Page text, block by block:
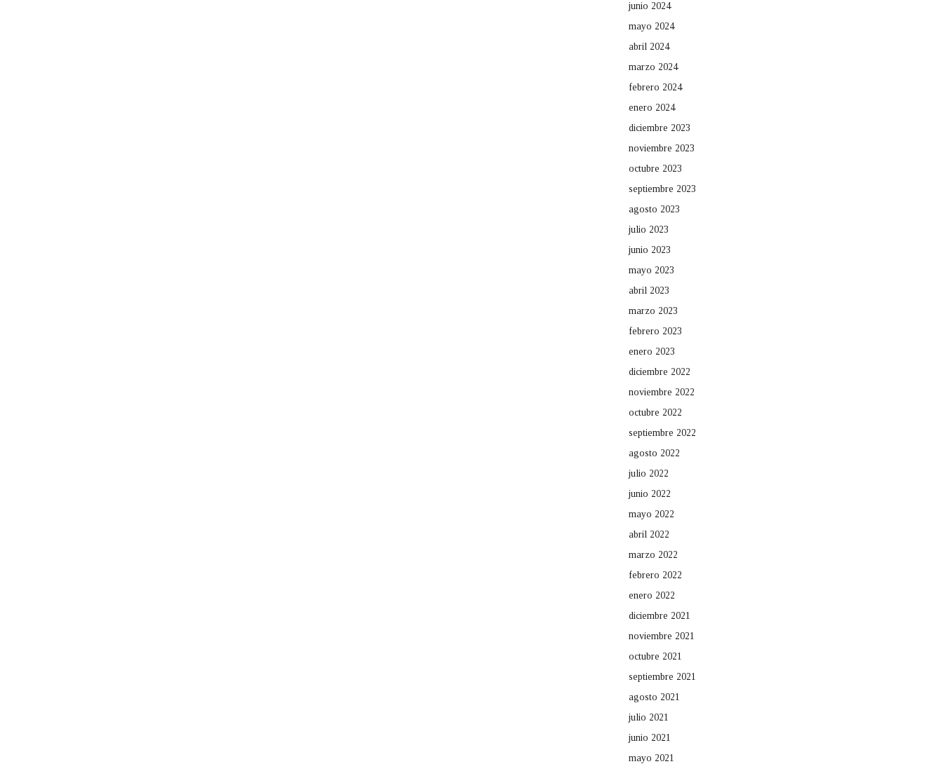
junio 2024
mayo 2024
abril 2024
marzo 2024
febrero 2024
enero 2024
diciembre 2023
noviembre 2023
octubre 2023
septiembre 2023
agosto 2023
julio 2023
junio 2023
mayo 2023
abril 2023
marzo 2023
febrero 2023
enero 2023
diciembre 2022
noviembre 2022
octubre 2022
septiembre 2022
agosto 2022
julio 2022
junio 2022
mayo 2022
abril 2022
marzo 2022
febrero 2022
enero 2022
diciembre 2021
noviembre 2021
octubre 2021
septiembre 2021
agosto 2021
julio 2021
junio 2021
mayo 2021